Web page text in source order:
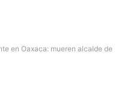
en Oaxaca: mueren alcalde de